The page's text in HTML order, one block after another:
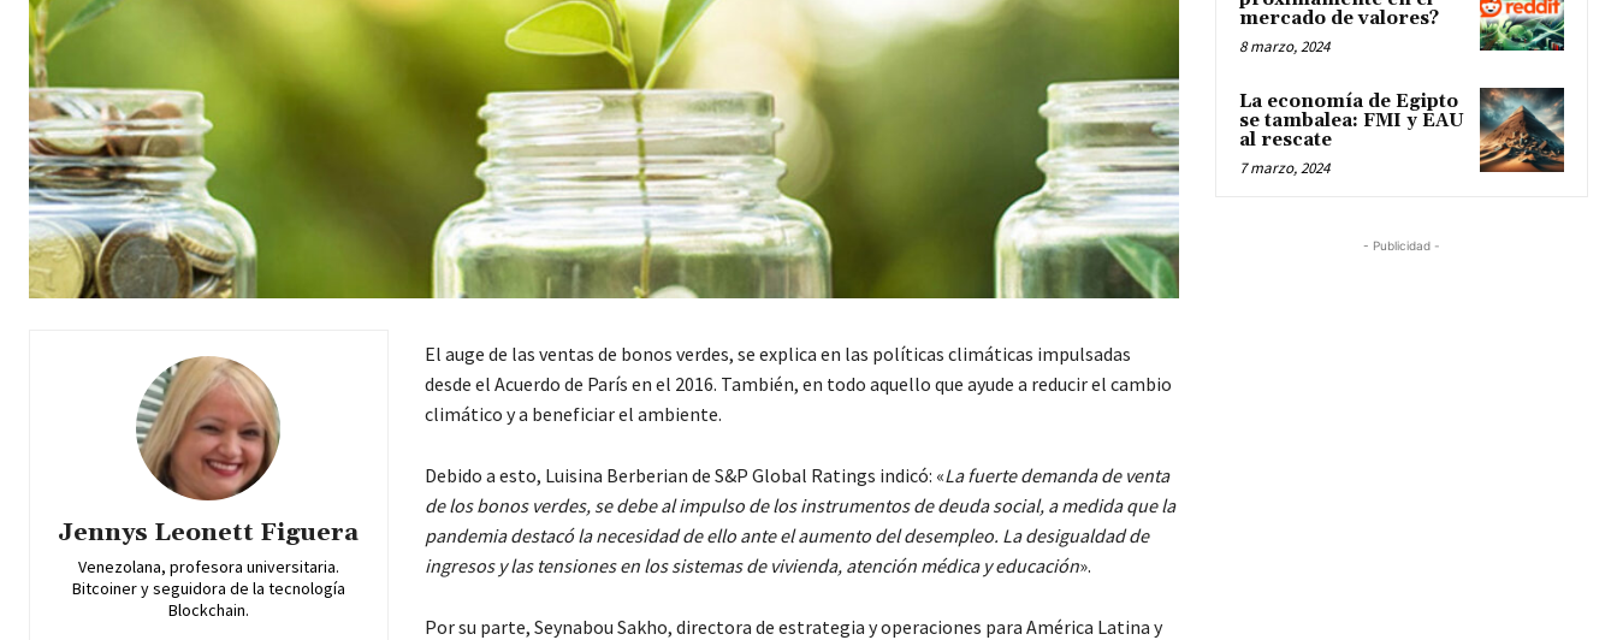
Jennys Leonett Figuera
Venezolana, profesora universitaria.
Bitcoiner y seguidora de la tecnología
Blockchain.
El auge de las ventas de bonos verdes, se explica en las políticas climáticas impulsadas
desde el Acuerdo de París en el 2016. También, en todo aquello que ayude a reducir el cambio
climático y a beneficiar el ambiente.
Debido a esto, Luisina Berberian de S&P Global Ratings indicó: «La fuerte demanda de venta
de los bonos verdes, se debe al impulso de los instrumentos de deuda social, a medida que la
pandemia destacó la necesidad de ello ante el aumento del desempleo. La desigualdad de
ingresos y las tensiones en los sistemas de vivienda, atención médica y educación».
Por su parte, Seynabou Sakho, directora de estrategia y operaciones para América Latina y
mercado de valores?
8 marzo, 2024
La economía de Egipto
se tambalea: FMI y EAU
al rescate
7 marzo, 2024
- Publicidad -